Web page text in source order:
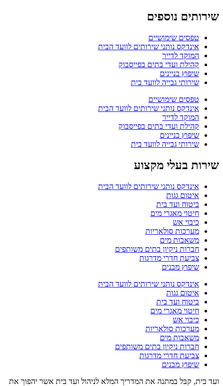
שירותים נוספים
טפסים שימושיים
אינדקס נותני שירותים לוועד הבית
המוקד לדייר
קהילת ועדי בתים בפייסבוק
שיפוץ בניינים
שירותי גבייה לוועד בית
טפסים שימושיים
אינדקס נותני שירותים לוועד הבית
המוקד לדייר
קהילת ועדי בתים בפייסבוק
שיפוץ בניינים
שירותי גבייה לוועד בית
שירות בעלי מקצוע
אינדקס נותני שירותים לוועד הבית
איטום גגות
ביטוח ועד בית
חיטוי מאגרי מים
כיבוי אש
מערכות סולאריות
משאבות מים
חברות ניקיון בתים משותפים
צביעת חדרי מדרגות
שיפוץ מבנים
אינדקס נותני שירותים לוועד הבית
איטום גגות
ביטוח ועד בית
חיטוי מאגרי מים
כיבוי אש
מערכות סולאריות
משאבות מים
חברות ניקיון בתים משותפים
צביעת חדרי מדרגות
שיפוץ מבנים
ועד בית, קבל במתנה את המדריך המלא לניהול ועד בית אשר יהפוך את